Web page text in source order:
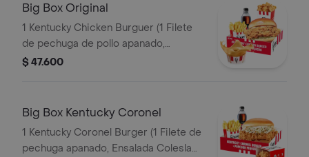
Big Box Original
1 Kentucky Chicken Burguer (1 Filete
de pechuga de pollo apanado,
pepinillos, mayonesa premium y
de Salsa 100g
$ 47.600
Big Box Kentucky Coronel
1 Kentucky Coronel Burger (1 Filete de
pechuga apanado, Ensalada Coleslaw,